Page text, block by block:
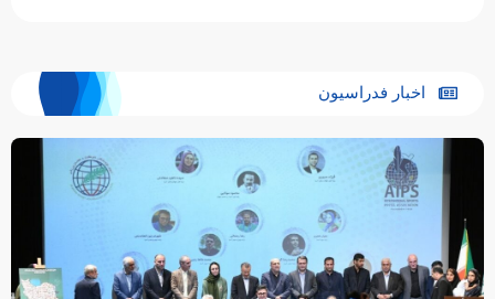
اخبار فدراسیون